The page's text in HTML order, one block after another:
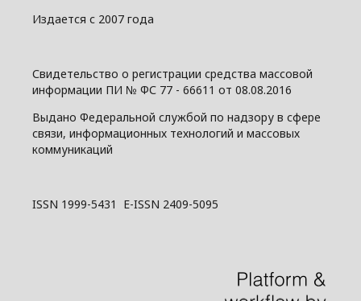
Издается с 2007 года
Свидетельство о регистрации средства массовой
информации ПИ № ФС 77 - 66611 от 08.08.2016
Выдано Федеральной службой по надзору в сфере
связи, информационных технологий и массовых
коммуникаций
ISSN 1999-5431 E-ISSN 2409-5095